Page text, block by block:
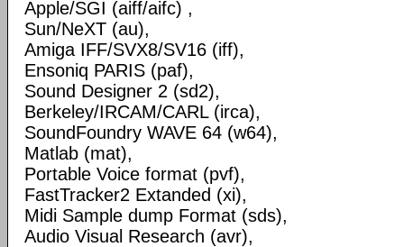
Apple/SGI (aiff/aifc) ,
Sun/NeXT (au),
Amiga IFF/SVX8/SV16 (iff),
Ensoniq PARIS (paf),
Sound Designer 2 (sd2),
Berkeley/IRCAM/CARL (irca),
SoundFoundry WAVE 64 (w64),
Matlab (mat),
Portable Voice format (pvf),
FastTracker2 Extanded (xi),
Midi Sample dump Format (sds),
Audio Visual Research (avr),